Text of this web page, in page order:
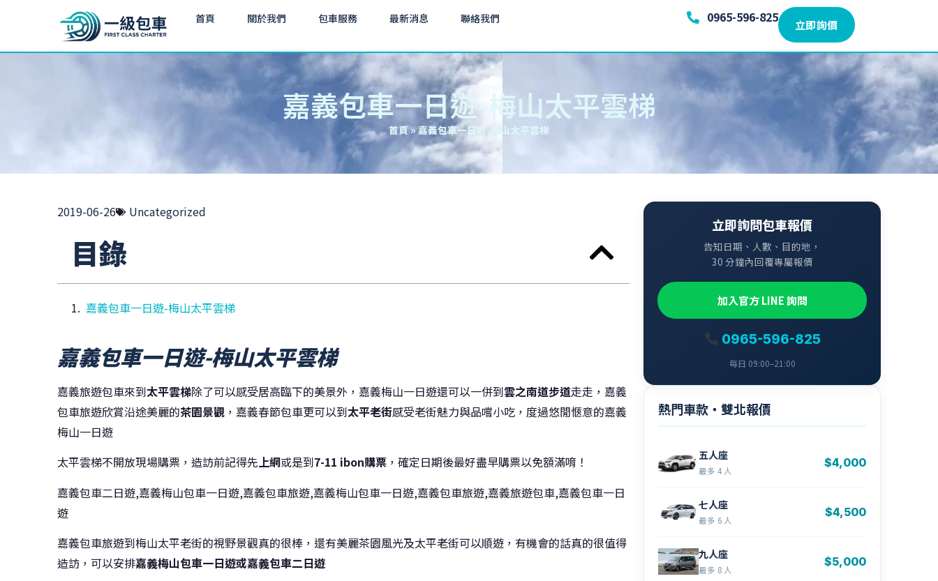
首頁 關於我們 包車服務 最新消息 聯絡我們 0965-596-825 立即詢價
嘉義包車一日遊-梅山太平雲梯
首頁»嘉義包車一日遊-梅山太平雲梯
2019-06-26 Uncategorized
目錄
嘉義包車一日遊-梅山太平雲梯
嘉義包車一日遊-梅山太平雲梯
嘉義旅遊包車來到太平雲梯除了可以感受居高臨下的美景外，嘉義梅山一日遊還可以一併到雲之南道步道走走，嘉義
包車旅遊欣賞沿途美麗的茶園景觀 ，嘉義春節包車更可以到太平老街感受老街魅力與品嚐小吃，度過悠閒愜意的嘉義
梅山一日遊
太平雲梯不開放現場購票，造訪前記得先上網或是到7-11 ibon購票 ，確定日期後最好盡早購票以免額滿唷！
嘉義包車二日遊,嘉義梅山包車一日遊,嘉義包車旅遊,嘉義梅山包車一日遊,嘉義包車旅遊,嘉義旅遊包車,嘉義包車一日
遊
嘉義包車旅遊到梅山太平老街的視野景觀真的很棒，還有美麗茶園風光及太平老街可以順遊，有機會的話真的很值得
造訪，可以安排嘉義梅山包車一日遊或嘉義包車二日遊
立即詢問包車報價
告知日期、人數、目的地，
30 分鐘內回覆專屬報價
加入官方 LINE 詢問
0965-596-825
每日 09:00–21:00
熱門車款・雙北報價
五人座
最多 4 人
$4,000
七人座
最多 6 人
$4,500
九人座
最多 8 人
$5,000